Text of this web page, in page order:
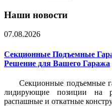
Наши новости
07.08.2026
Секционные Подъемные
Решение для Вашего Гаража
Секционные подъемные
лидирующие позиции на
распашные и откатные